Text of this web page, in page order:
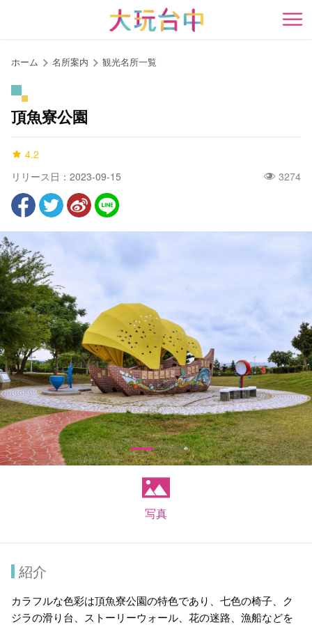
開
ホーム 名所案内 観光名所一覧
頂魚寮公園
4.2
リリース日：2023-09-15
3274
写真
紹介
カラフルな色彩は頂魚寮公園の特色であり、七色の椅子、ク
ジラの滑り台、ストーリーウォール、花の迷路、漁船などを